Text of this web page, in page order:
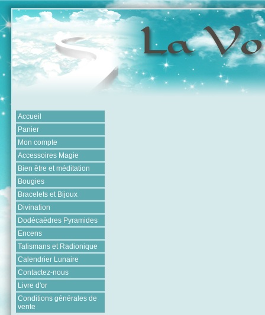
Accueil
Panier
Mon compte
Accessoires Magie
Bien être et méditation
Bougies
Bracelets et Bijoux
Divination
Dodécaèdres Pyramides
Encens
Talismans et Radionique
Calendrier Lunaire
Contactez-nous
Livre d'or
Conditions générales de
vente